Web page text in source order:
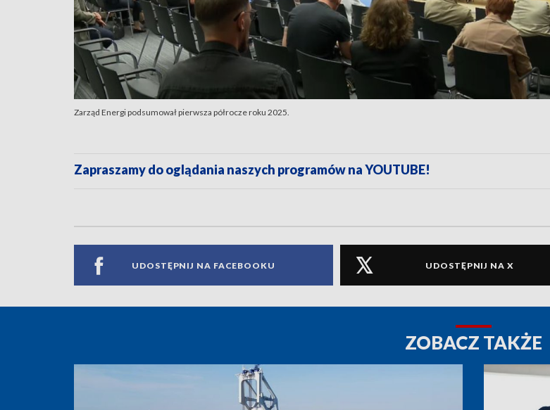
Zarząd Energi podsumował pierwsza półrocze roku 2025.
Zapraszamy do oglądania naszych programów na YOUTUBE!
UDOSTĘPNIJ NA FACEBOOKU UDOSTĘPNIJ NA X
ZOBACZ TAKŻE